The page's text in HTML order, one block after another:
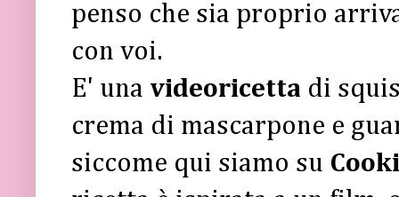
penso che sia proprio
con voi.
E' una videoricetta di
crema di mascarpone e
siccome qui siamo su